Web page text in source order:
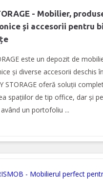
- Mobilier,
și accesorii pentru
este un depozit de
și diverse accesorii deschis
STORAGE oferă soluții
spațiilor de tip office, dar și
un portofoliu ...